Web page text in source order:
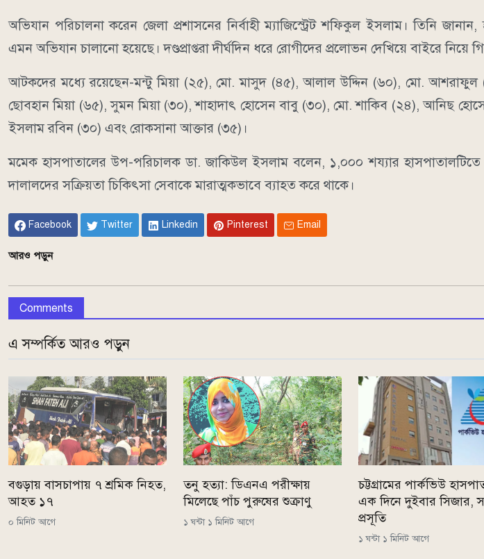
অভিযান পরিচালনা করেন জেলা প্রশাসনের নির্বাহী ম্যাজিস্ট্রেট শফিকুল ইসলাম। তিনি জানান,
এমন অভিযান চালানো হয়েছে। দণ্ডপ্রাপ্তরা দীর্ঘদিন ধরে রোগীদের প্রলোভন দেখিয়ে বাইরে নিয়ে
আটকদের মধ্যে রয়েছেন-মন্টু মিয়া (২৫), মো. মাসুদ (৪৫), আলাল উদ্দিন (৬০), মো.
ছোবহান মিয়া (৬৫), সুমন মিয়া (৩০), শাহাদাৎ হোসেন বাবু (৩০), মো. শাকিব (২৪), আনিছ
ইসলাম রবিন (৩০) এবং রোকসানা আক্তার (৩৫)।
মমেক হাসপাতালের উপ-পরিচালক ডা. জাকিউল ইসলাম বলেন, ১,০০০ শয্যার হাসপাতালটিতে
দালালদের সক্রিয়তা চিকিৎসা সেবাকে মারাত্মকভাবে ব্যাহত করে থাকে।
Facebook Twitter Linkedin Pinterest Email
আরও পড়ুন
Comments
এ সম্পর্কিত আরও পড়ুন
বগুড়ায় বাসচাপায় ৭ শ্রমিক নিহত,
আহত ১৭
০ মিনিট আগে
তনু হত্যা: ডিএনএ পরীক্ষায়
মিলেছে পাঁচ পুরুষের শুক্রাণু
১ ঘন্টা ১ মিনিট আগে
চট্টগ্রামের পার্কভিউ
এক দিনে দুইবার সিজার,
প্রসূতি
১ ঘন্টা ১ মিনিট আগে